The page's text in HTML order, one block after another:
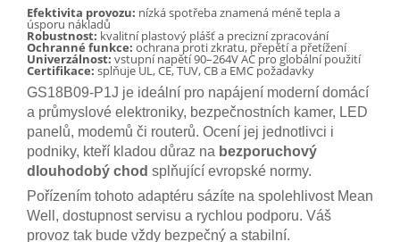
Efektivita provozu: nízká spotřeba znamená méně tepla a
úsporu nákladů
Robustnost: kvalitní plastový plášť a precizní zpracování
Ochranné funkce: ochrana proti zkratu, přepětí a přetížení
Univerzálnost: vstupní napětí 90–264V AC pro globální použití
Certifikace: splňuje UL, CE, TUV, CB a EMC požadavky
GS18B09-P1J je ideální pro napájení moderní domácí
a průmyslové elektroniky, bezpečnostních kamer, LED
panelů, modemů či routerů. Ocení jej jednotlivci i
podniky, kteří kladou důraz na bezporuchový
dlouhodobý chod splňující evropské normy.
Pořízením tohoto adaptéru sázíte na spolehlivost Mean
Well, dostupnost servisu a rychlou podporu. Váš
provoz tak bude vždy bezpečný a stabilní.